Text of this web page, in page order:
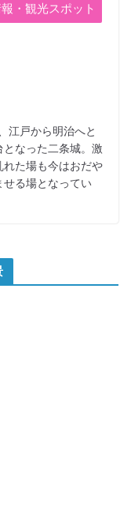
・観光スポット
江戸から明治へと
なった二条城。激
た場も今はおだや
せる場となってい